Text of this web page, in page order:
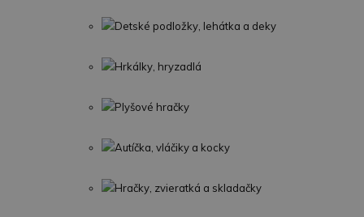
Detské podložky, lehátka a deky
Hrkálky, hryzadlá
Plyšové hračky
Autíčka, vláčiky a kocky
Hračky, zvieratká a skladačky